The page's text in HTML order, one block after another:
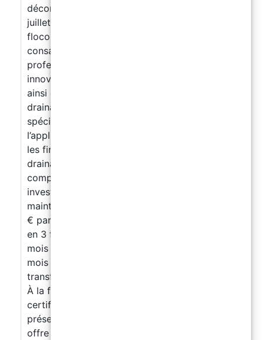
décoratives finitions
juillet – Résine polyaspartique SPARTA avec
flocons + sol drainant extérieur Formation
consacrée à la réalisation de sols
professionnels en résine polyaspartique
innovante SPARTA avec flocons décoratifs,
ainsi qu’à la découverte de la technique du sol
drainant extérieur. Vous découvrirez : les
spécificités du matériau la préparation et
l’application les techniques professionnelles
les finitions les bases de la réalisation d’un sol
drainant en graviers et résine
complet réalisé en une seule journée Un
investissement accessible : formez-vous
maintenant, payez progressivement Prix : 349
€ par journée Pack 2 jours : 599 €
en 3 fois sans intérêt avec Scalapay ≈ 116 € /
mois
mois Pourquoi cette formation peut
transformer votre activité professionnelle ?
À la fin de la formation, vous recevrez un
certificat de participation attestant de votre
présence et de votre apprentissage.
offre professionnelle complète : dès la fin du